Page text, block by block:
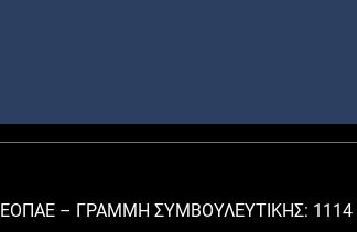
ΕΟΠΑΕ – ΓΡΑΜΜΗ ΣΥΜΒΟΥΛΕΥΤΙΚΗΣ: 1114